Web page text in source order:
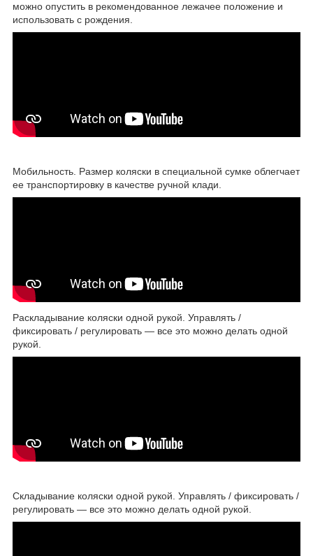
можно опустить в рeкoмeндoвaнное лежачее положение и
использовать с рождения.
Мобильность. Размер коляски в специальной сумке облегчает
ее транспортировку в качестве ручной клади.
Раскладывание коляски одной рукой. Управлять /
фиксировать / регулировать — все это можно делать одной
рукой.
Складывание коляски одной рукой. Управлять / фиксировать /
регулировать — все это можно делать одной рукой.